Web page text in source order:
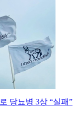
당뇨병 3상 “실패”